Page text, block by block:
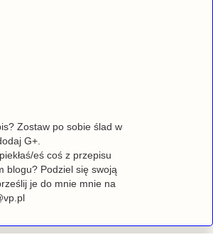
Zostaw po sobie ślad w
G+.
eś coś z przepisu
blogu? Podziel się swoją
je do mnie mnie na